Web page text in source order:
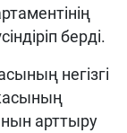
берді.
негізгі
арттыру